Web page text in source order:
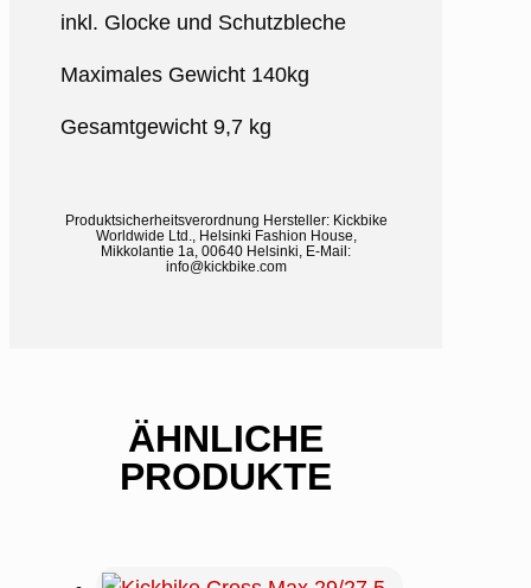
inkl. Glocke und Schutzbleche
Maximales Gewicht 140kg
Gesamtgewicht 9,7 kg
Produktsicherheitsverordnung Hersteller: Kickbike
Worldwide Ltd., Helsinki Fashion House,
Mikkolantie 1a, 00640 Helsinki, E-Mail:
info@kickbike.com
ÄHNLICHE
PRODUKTE